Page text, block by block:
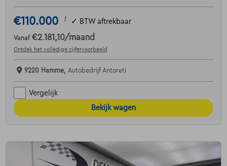
€110.000 1 ✓ BTW aftrekbaar
Vanaf €2.181,10/maand
Ontdek het volledige cijfervoorbeeld
9220 Hamme, Autobedrijf Antoreti
Vergelijk
Bekijk wagen